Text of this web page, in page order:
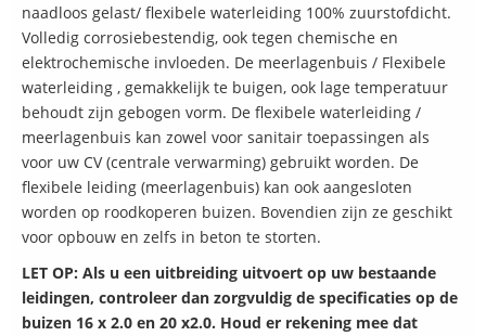
naadloos gelast/ flexibele waterleiding 100% zuurstofdicht.
Volledig corrosiebestendig, ook tegen chemische en
elektrochemische invloeden. De meerlagenbuis / Flexibele
waterleiding , gemakkelijk te buigen, ook lage temperatuur
behoudt zijn gebogen vorm. De flexibele waterleiding /
meerlagenbuis kan zowel voor sanitair toepassingen als
voor uw CV (centrale verwarming) gebruikt worden. De
flexibele leiding (meerlagenbuis) kan ook aangesloten
worden op roodkoperen buizen. Bovendien zijn ze geschikt
voor opbouw en zelfs in beton te storten.
LET OP: Als u een uitbreiding uitvoert op uw bestaande
leidingen, controleer dan zorgvuldig de specificaties op de
buizen 16 x 2.0 en 20 x2.0. Houd er rekening mee dat